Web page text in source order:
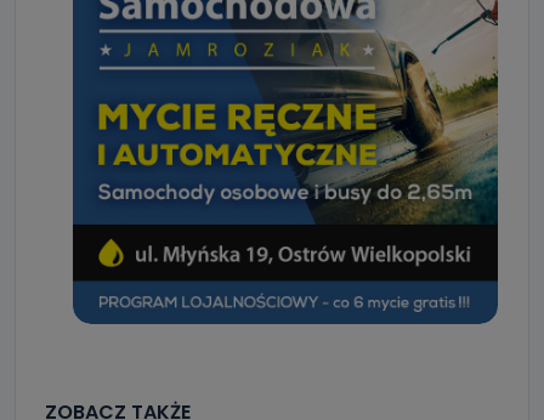
ZOBACZ TAKŻE